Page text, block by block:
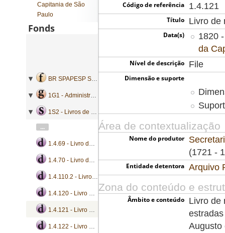
Código de referência 1.4.121
Título Livro de
Data(s)
1820
da
Nível de descrição File
Dimensão e suporte
Área de contextualização
Nome do produtor
(1721 -
Entidade detentora Arquivo
Zona do conteúdo e
Âmbito e conteúdo
Livro de
Augusto
Capitania de São
Paulo
Fonds
BR SPAPESP SEGOVC - Secretaria de Governo da Capitania de São Paulo
1G1 - Administração geral
1S2 - Livros de registro de correspondência
...
1.4.69 - Livro de registro de ofícios
1.4.70 - Livro de registro de bandos, ofícios e portarias
1.4.110.2 - Livro de registro de bandos, ofícios e portarias
1.4.120 - Livro de registro de ofícios
1.4.121 - Livro de registro de ofícios
1.4.122 - Livro de registro de ofícios